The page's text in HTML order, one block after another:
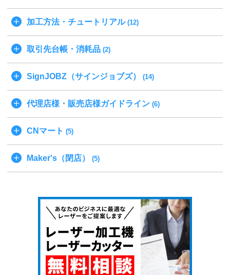
加工方法・チュートリアル(12)
取引先台帳・消耗品 (2)
SignJOBZ（サインジョブズ） (14)
代理店様・販売店様ガイドライン (6)
CNマート (5)
Maker's（閉店） (5)